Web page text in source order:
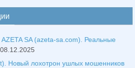
SA (azeta-sa.com). Реальные
08.12.2025
Новый лохотрон ушлых мошенников